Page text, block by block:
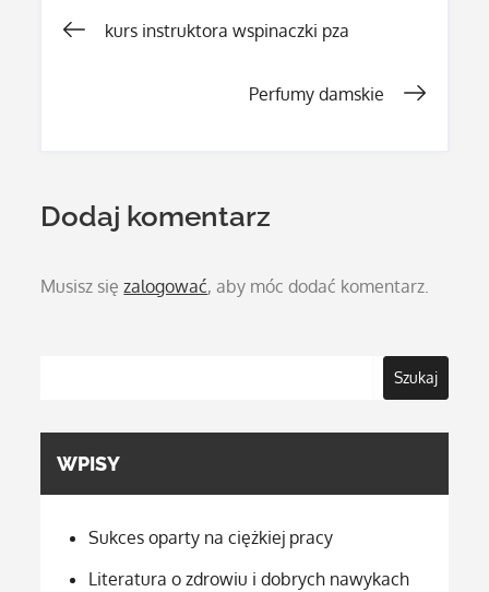
Nawigacja
kurs instruktora wspinaczki pza
Perfumy damskie
Dodaj komentarz
Musisz sięzalogować, aby móc dodać komentarz.
Szukaj
WPISY
Sukces oparty na ciężkiej pracy
Literatura o zdrowiu i dobrych nawykach